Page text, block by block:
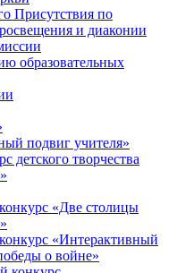
Присутствия по
и диаконии
образовательных
подвиг учителя»
детского творчества
«Две столицы
«Интерактивный
о войне»